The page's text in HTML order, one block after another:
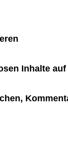
Inhalte